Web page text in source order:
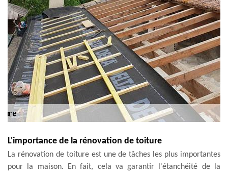
L'importance de la rénovation de toiture
La rénovation de toiture est une de tâches les plus importantes
pour la maison. En fait, cela va garantir l'étanchéité de la